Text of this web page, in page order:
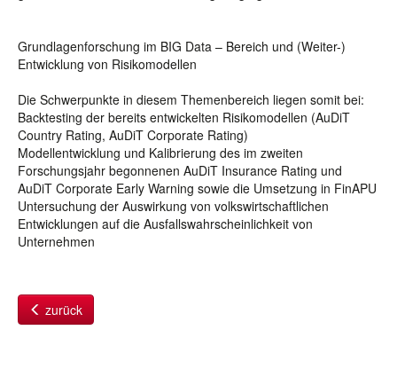
Grundlagenforschung im BIG Data – Bereich und (Weiter-)
Entwicklung von Risikomodellen
Die Schwerpunkte in diesem Themenbereich liegen somit bei:
Backtesting der bereits entwickelten Risikomodellen (AuDiT
Country Rating, AuDiT Corporate Rating)
Modellentwicklung und Kalibrierung des im zweiten
Forschungsjahr begonnenen AuDiT Insurance Rating und
AuDiT Corporate Early Warning sowie die Umsetzung in FinAPU
Untersuchung der Auswirkung von volkswirtschaftlichen
Entwicklungen auf die Ausfallswahrscheinlichkeit von
Unternehmen
zurück